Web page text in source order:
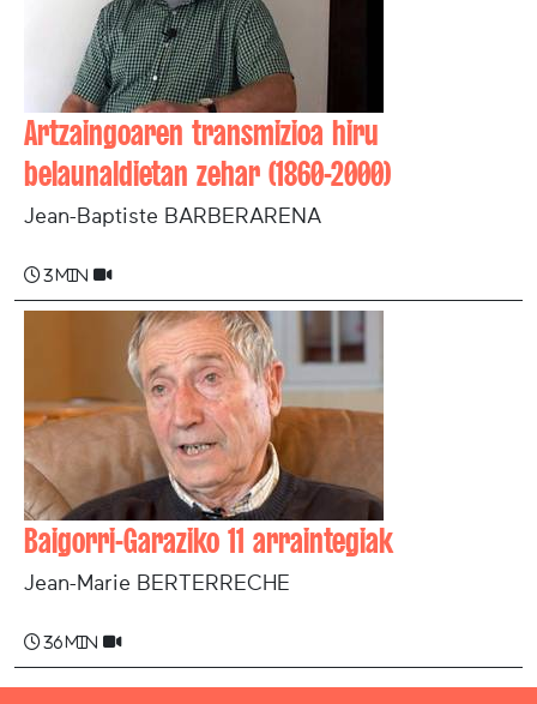
Artzaingoaren transmizioa hiru
belaunaldietan zehar (1860-2000)
Jean-Baptiste BARBERARENA
3 min
Baigorri-Garaziko 11 arraintegiak
Jean-Marie BERTERRECHE
36 min